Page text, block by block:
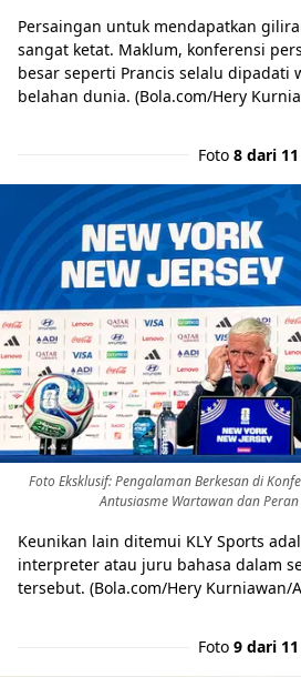
Persaingan untuk mendapatkan
sangat ketat. Maklum, konferensi
besar seperti Prancis selalu dipadati
belahan dunia. (Bola.com/Hery
Foto 8 dari 11
Foto Eksklusif: Pengalaman Berkesan di
Antusiasme Wartawan dan
Keunikan lain ditemui KLY Sports
interpreter atau juru bahasa dalam
tersebut. (Bola.com/Hery Kurniawan/
Foto 9 dari 11